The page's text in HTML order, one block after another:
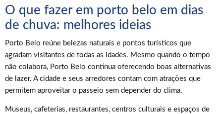
O que fazer em porto belo em dias
de chuva: melhores ideias
Porto Belo reúne belezas naturais e pontos turísticos que
agradam visitantes de todas as idades. Mesmo quando o tempo
não colabora, Porto Belo continua oferecendo boas alternativas
de lazer. A cidade e seus arredores contam com atrações que
permitem aproveitar o passeio sem depender do clima.
Museus, cafeterias, restaurantes, centros culturais e espaços de